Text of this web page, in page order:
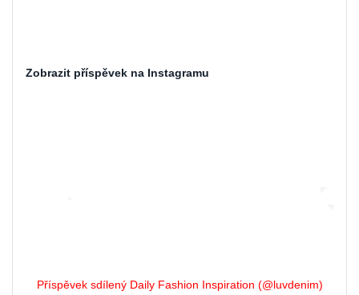
Zobrazit příspěvek na Instagramu
Příspěvek sdílený Daily Fashion Inspiration (@luvdenim)